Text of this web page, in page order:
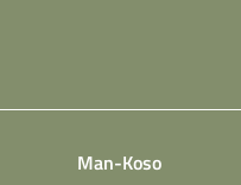
Man-Koso